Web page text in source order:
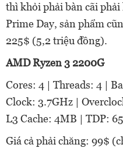
thì khỏi phải bàn cãi
Prime Day, sản phẩm
225$ (5,2 triệu đồng).
AMD Ryzen 3 2200G
Cores: 4 | Threads: 4 |
Clock: 3.7GHz |
L3 Cache: 4MB | TDP:
Giá cả phải chăng: 99$